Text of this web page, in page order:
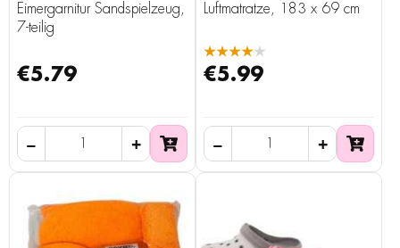
Eimergarnitur Sandspielzeug,
7-teilig
€5.79
Luftmatratze, 183 x 69 cm
★★★★★
€5.99